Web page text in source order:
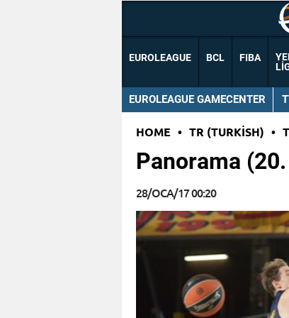
EUROLEAGUE BCL FIBA
EUROLEAGUE GAMECENTER
HOME • TR (TURKISH) •
Panorama (20.
28/OCA/17 00:20